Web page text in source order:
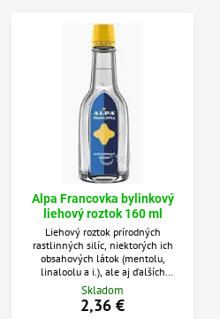
Alpa Francovka bylinkový
liehový roztok 160 ml
Liehový roztok prírodných
rastlinných silíc, niektorých ich
obsahových látok (mentolu,
linaloolu a i.), ale aj ďalších
aromatických látok. Roztok je
prostriedkom so širokým spektrom
použitia v domácnosti.
Skladom
2,36 €